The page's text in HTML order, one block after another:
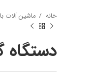
شافت قوی
آسیاب
خانه ماشین آلات
دستگاه